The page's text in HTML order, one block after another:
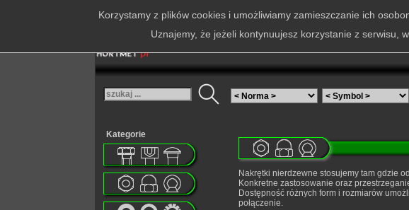
Kategorie
Nakrętki nierdzewne stosujemy tam gdzie
Konkretne zastosowanie oraz
Dostępność różnych form i rozmiarów
połączenie.
Korzystamy z plików cookies i umożliwiamy zamieszczanie ich
Uznajemy, że jeżeli kontynuujesz korzystanie z serwisu,